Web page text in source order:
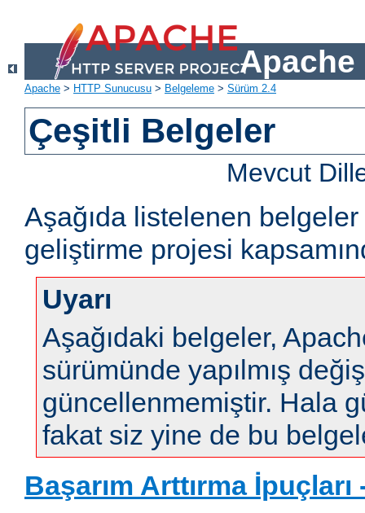
Apache
Apache > HTTP Sunucusu > Belgeleme > Sürüm 2.4
Çeşitli Belgeler
Mevcut
Aşağıda listelenen
geliştirme projesi
Uyarı
Aşağıdaki belgeler,
sürümünde yapılmış
güncellenmemiştir. Hala
fakat siz yine de bu
Başarım Arttırma